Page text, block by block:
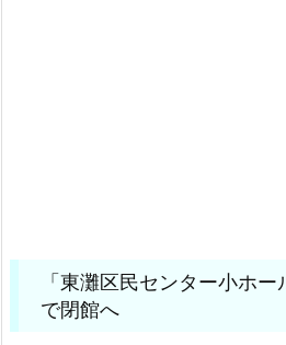
「東灘区民センター小ホ
で閉館へ